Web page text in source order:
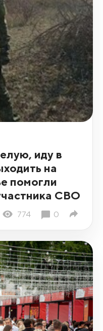
иду в
на
помогли
СВО
774 0